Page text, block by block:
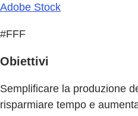
Adobe Stock
#FFF
Obiettivi
Semplificare la produzione
risparmiare tempo e